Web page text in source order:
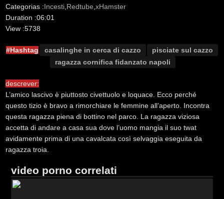
Categorias :Incesti Redtube ,xHamster
Duration :06:01
View :5738
#Hashtag casalinghe in cerca di cazzo
pisciate sul cazzo
ragazza cornifica fidanzato napoli
descrever:
L’amico lascivo è piuttosto civettuolo e loquace. Ecco perché
questo tizio è bravo a rimorchiare le femmine all’aperto. Incontra
questa ragazza piena di bottino nel parco. La ragazza viziosa
accetta di andare a casa sua dove l’uomo mangia il suo twat
avidamente prima di una cavalcata così selvaggia eseguita da
ragazza troia.
video porno correlati